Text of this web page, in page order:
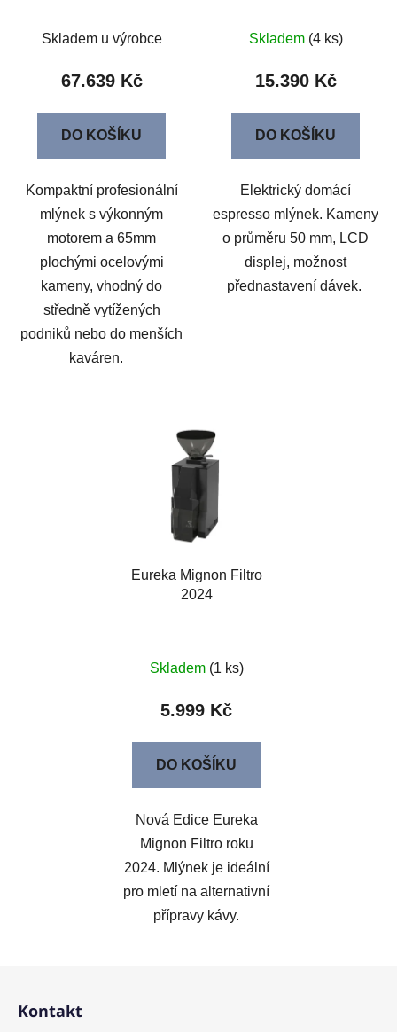
Skladem u výrobce
67.639 Kč
DO KOŠÍKU
Kompaktní profesionální
mlýnek s výkonným
motorem a 65mm
plochými ocelovými
kameny, vhodný do
středně vytížených
podniků nebo do menších
kaváren.
Skladem (4 ks)
15.390 Kč
DO KOŠÍKU
Elektrický domácí
espresso mlýnek. Kameny
o průměru 50 mm, LCD
displej, možnost
přednastavení dávek.
Eureka Mignon Filtro
2024
Skladem (1 ks)
5.999 Kč
DO KOŠÍKU
Nová Edice Eureka
Mignon Filtro roku
2024. Mlýnek je ideální
pro mletí na alternativní
přípravy kávy.
Kontakt